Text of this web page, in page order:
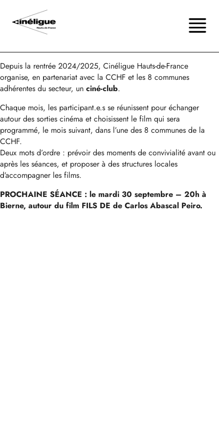
Depuis la rentrée 2024/2025, Cinéligue Hauts-de-France
organise, en partenariat avec la CCHF et les 8 communes
adhérentes du secteur, un ciné-club.
Chaque mois, les participant.e.s se réunissent pour échanger
autour des sorties cinéma et choisissent le film qui sera
programmé, le mois suivant, dans l’une des 8 communes de la
CCHF.
Deux mots d’ordre : prévoir des moments de convivialité avant ou
après les séances, et proposer à des structures locales
d’accompagner les films.
PROCHAINE SÉANCE : le mardi 30 septembre – 20h à
Bierne, autour du film FILS DE de Carlos Abascal Peiro.